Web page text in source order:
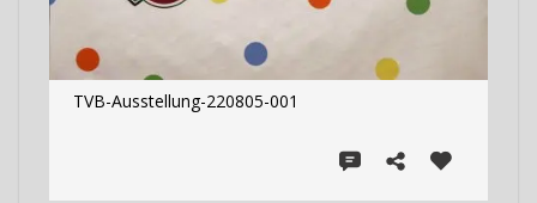
TVB-Ausstellung-220805-001